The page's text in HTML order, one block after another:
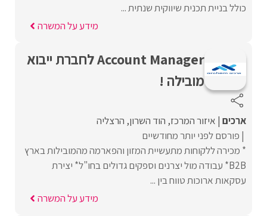
כולל בניית תכנית שיווקית שנתית ...
מידע על המשרה
Account Manager לחברת ייבוא
מובילה !
ארכים איזור המרכז הוד השרון הרצליה
פורסם לפני יותר מחודשיים
* מכירה ללקוחות מתעשיית המזון והפארמה מהמובילות בארץ
B2B* עבודה מול יצרנים וספקים גדולים בחו"ל* יצירת
עסקאות ארוכות טווח בין ...
מידע על המשרה